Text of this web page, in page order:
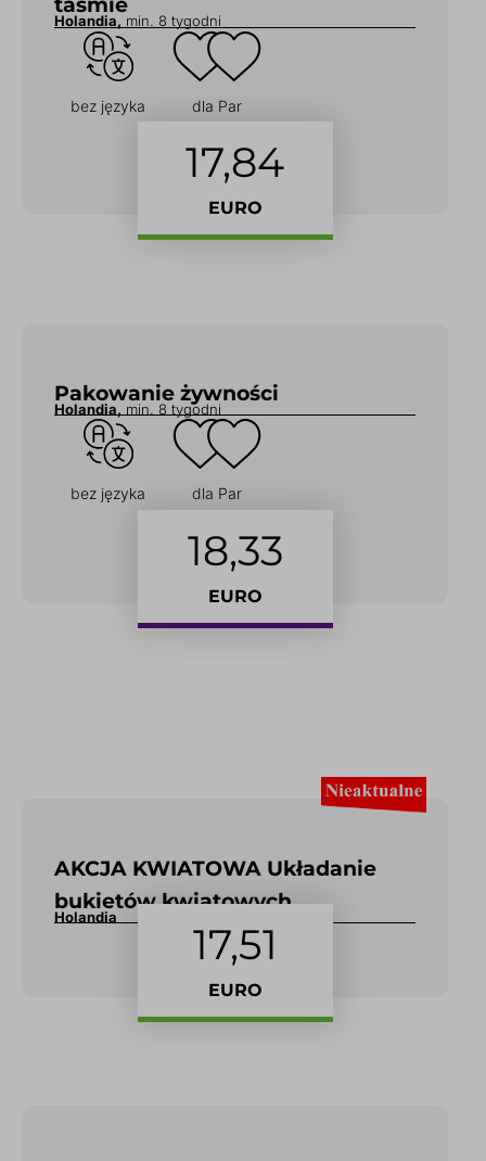
taśmie
Holandia, min. 8 tygodni
bez języka dla Par
17,84
EURO
Pakowanie żywności
Holandia, min. 8 tygodni
bez języka dla Par
18,33
EURO
AKCJA KWIATOWA Układanie
bukietów kwiatowych
Holandia
17,51
EURO